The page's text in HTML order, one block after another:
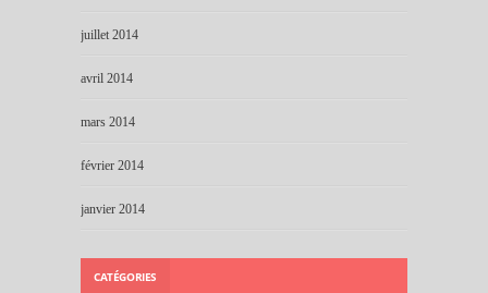
juillet 2014
avril 2014
mars 2014
février 2014
janvier 2014
CATÉGORIES